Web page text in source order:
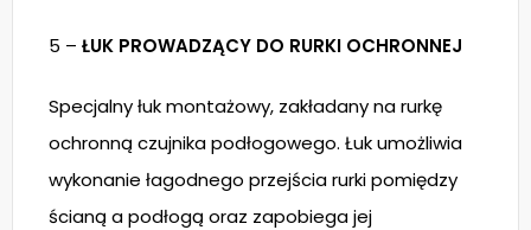
5 – ŁUK PROWADZĄCY DO RURKI OCHRONNEJ
Specjalny łuk montażowy, zakładany na rurkę
ochronną czujnika podłogowego. Łuk umożliwia
wykonanie łagodnego przejścia rurki pomiędzy
ścianą a podłogą oraz zapobiega jej